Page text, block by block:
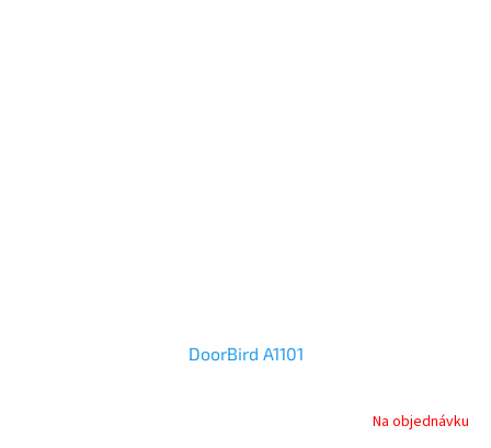
DoorBird A1101
Na objednávku